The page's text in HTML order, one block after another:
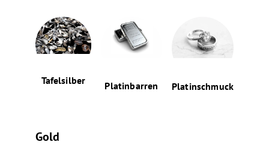
Gold
Tafelsilber Platinbarren Platinschmuck